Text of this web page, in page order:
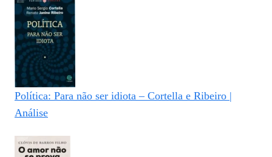
Política: Para não ser idiota – Cortella e Ribeiro |
Análise